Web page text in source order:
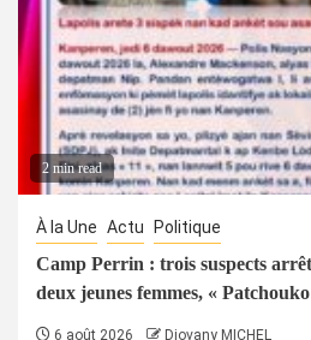
2 min read
À la Une Actu Politique
Camp Perrin : trois suspects
deux jeunes femmes, «
6 août 2026 Djovany MICHEL